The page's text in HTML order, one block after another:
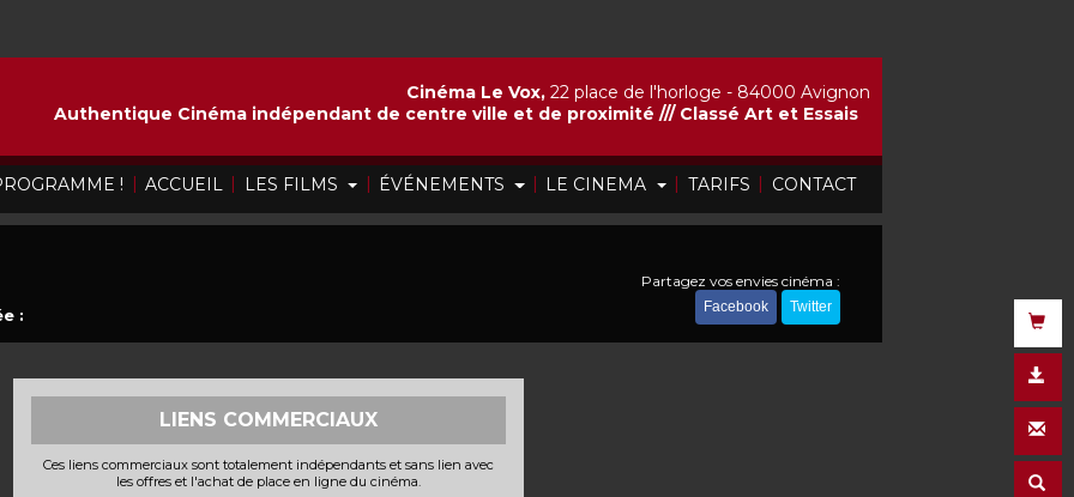
! | ACCUEIL | LES FILMS | ÉVÉNEMENTS | LE CINEMA | TARIFS | CONTACT
Cinéma Le Vox, 22 place de l'horloge - 84000 Avignon
Authentique Cinéma indépendant de centre ville et de proximité /// Classé Art et Essais
:
Partagez vos envies cinéma :
Facebook Twitter
LIENS COMMERCIAUX
Ces liens commerciaux sont totalement indépendants et sans lien avec
les offres et l'achat de place en ligne du cinéma.